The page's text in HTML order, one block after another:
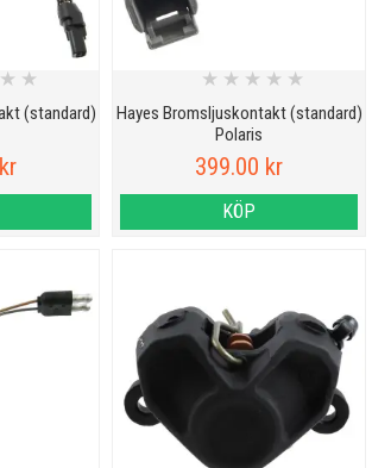
(standard)
★ ★
Hayes Bromsljuskontakt (standard)
Polaris
★ ★ ★ ★ ★
399.00 kr
KÖP